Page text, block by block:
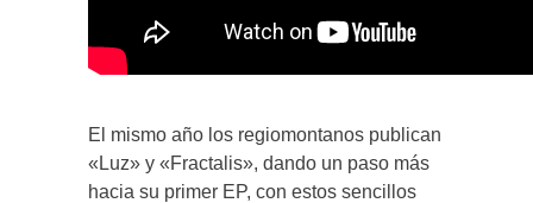
El mismo año los regiomontanos publican
«Luz» y «Fractalis», dando un paso más
hacia su primer EP, con estos sencillos